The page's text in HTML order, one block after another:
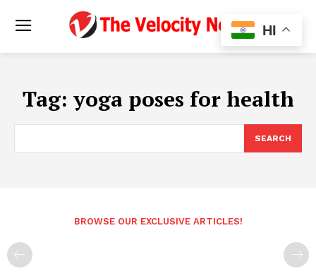
Tag: yoga poses for health
SEARCH
BROWSE OUR EXCLUSIVE ARTICLES!
HI